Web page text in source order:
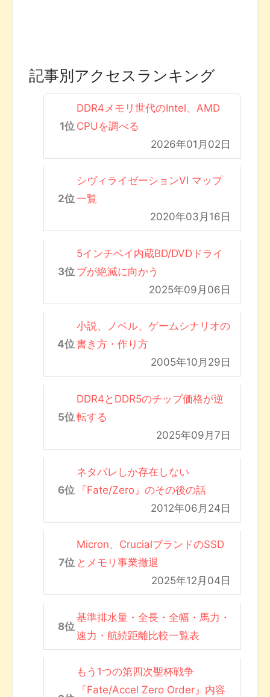
記事別アクセスランキング
DDR4メモリ世代のIntel、AMD
CPUを調べる
2026年01月02日
シヴィライゼーションVI マップ
一覧
2020年03月16日
5インチベイ内蔵BD/DVDドライ
ブが絶滅に向かう
2025年09月06日
小説、ノベル、ゲームシナリオの
書き方・作り方
2005年10月29日
DDR4とDDR5のチップ価格が逆
転する
2025年09月7日
ネタバレしか存在しない
『Fate/Zero』のその後の話
2012年06月24日
Micron、CrucialブランドのSSD
とメモリ事業撤退
2025年12月04日
基準排水量・全長・全幅・馬力・
速力・航続距離比較一覧表
もう1つの第四次聖杯戦争
『Fate/Accel Zero Order』内容